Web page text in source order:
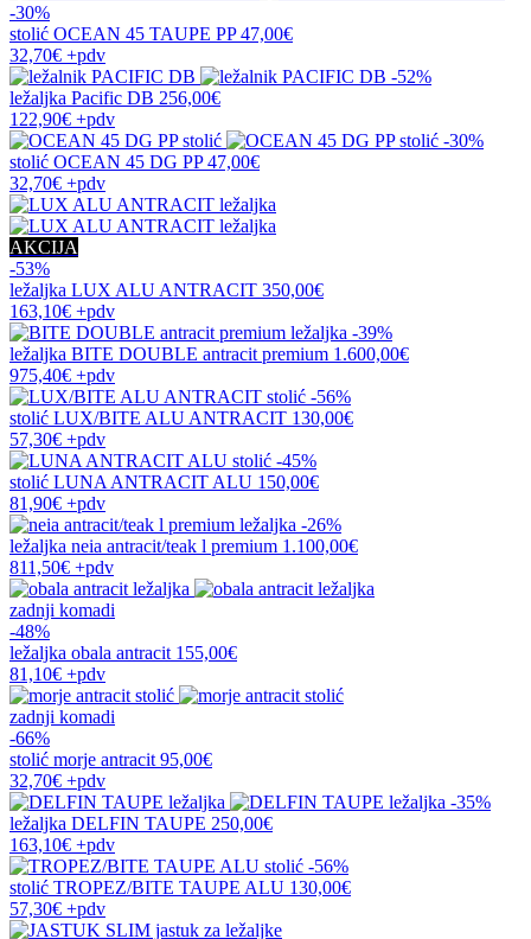
-30%
stolić OCEAN 45 TAUPE PP 47,00€
32,70€ +pdv
-52%
ležaljka Pacific DB 256,00€
122,90€ +pdv
-30%
stolić OCEAN 45 DG PP 47,00€
32,70€ +pdv
AKCIJA
-53%
ležaljka LUX ALU ANTRACIT 350,00€
163,10€ +pdv
-39%
ležaljka BITE DOUBLE antracit premium 1.600,00€
975,40€ +pdv
-56%
stolić LUX/BITE ALU ANTRACIT 130,00€
57,30€ +pdv
-45%
stolić LUNA ANTRACIT ALU 150,00€
81,90€ +pdv
-26%
ležaljka neia antracit/teak l premium 1.100,00€
811,50€ +pdv
zadnji komadi
-48%
ležaljka obala antracit 155,00€
81,10€ +pdv
zadnji komadi
-66%
stolić morje antracit 95,00€
32,70€ +pdv
-35%
ležaljka DELFIN TAUPE 250,00€
163,10€ +pdv
-56%
stolić TROPEZ/BITE TAUPE ALU 130,00€
57,30€ +pdv